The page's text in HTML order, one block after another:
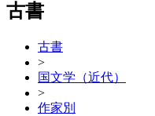
古書
古書
>
国文学（近代）
>
作家別